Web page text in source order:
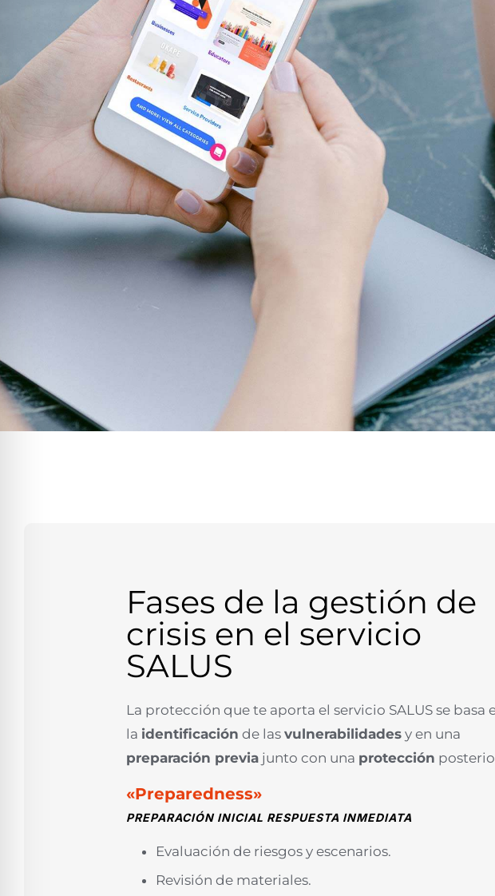
Fases de la gestión de
crisis en el servicio
SALUS
La protección que te aporta el servicio SALUS se basa
la identificación de lasvulnerabilidades y en una
preparación previa junto con una protección
«Preparedness»
PREPARACIÓN INICIAL RESPUESTA INMEDIATA
Evaluación de riesgos y escenarios.
Revisión de materiales.